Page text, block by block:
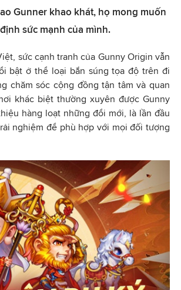
Gunner khao khát, họ mong muốn
sức mạnh của mình.
sức cạnh tranh của Gunny Origin vẫn
bật ở thể loại bắn súng tọa độ trên đi
chăm sóc cộng đồng tận tâm và quan
khác biệt thường xuyên được Gunny
hàng loạt những đổi mới, là lần đầu
nghiệm để phù hợp với mọi đối tượng